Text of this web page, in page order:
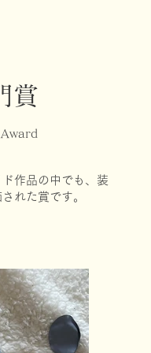
賞
作品の中でも、装
れた賞です。